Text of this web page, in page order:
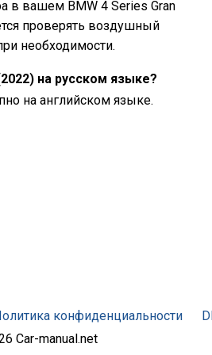
в вашем BMW 4 Series Gran
проверять воздушный
необходимости.
на русском языке?
на английском языке.
конфиденциальности
Car-manual.net